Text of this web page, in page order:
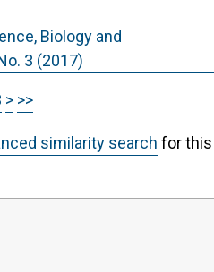
Biology and
3 (2017)
> >>
similarity search for this